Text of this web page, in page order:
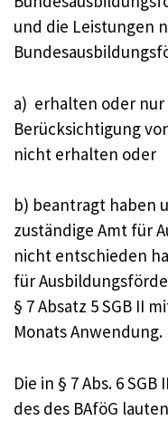
und die Leistungen
a) erhalten oder
Berücksichtigung
nicht erhalten oder
b) beantragt haben
zuständige Amt für
nicht entschieden
für
§ 7 Absatz 5 SGB II
Monats Anwendung.
Die in § 7 Abs. 6
des des BAföG